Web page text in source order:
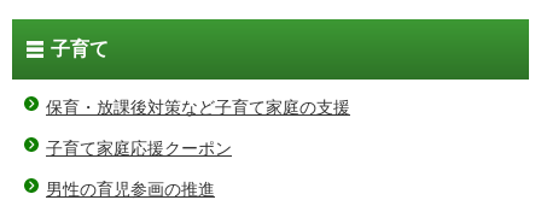
子育て
保育・放課後対策など子育て家庭の支援
子育て家庭応援クーポン
男性の育児参画の推進